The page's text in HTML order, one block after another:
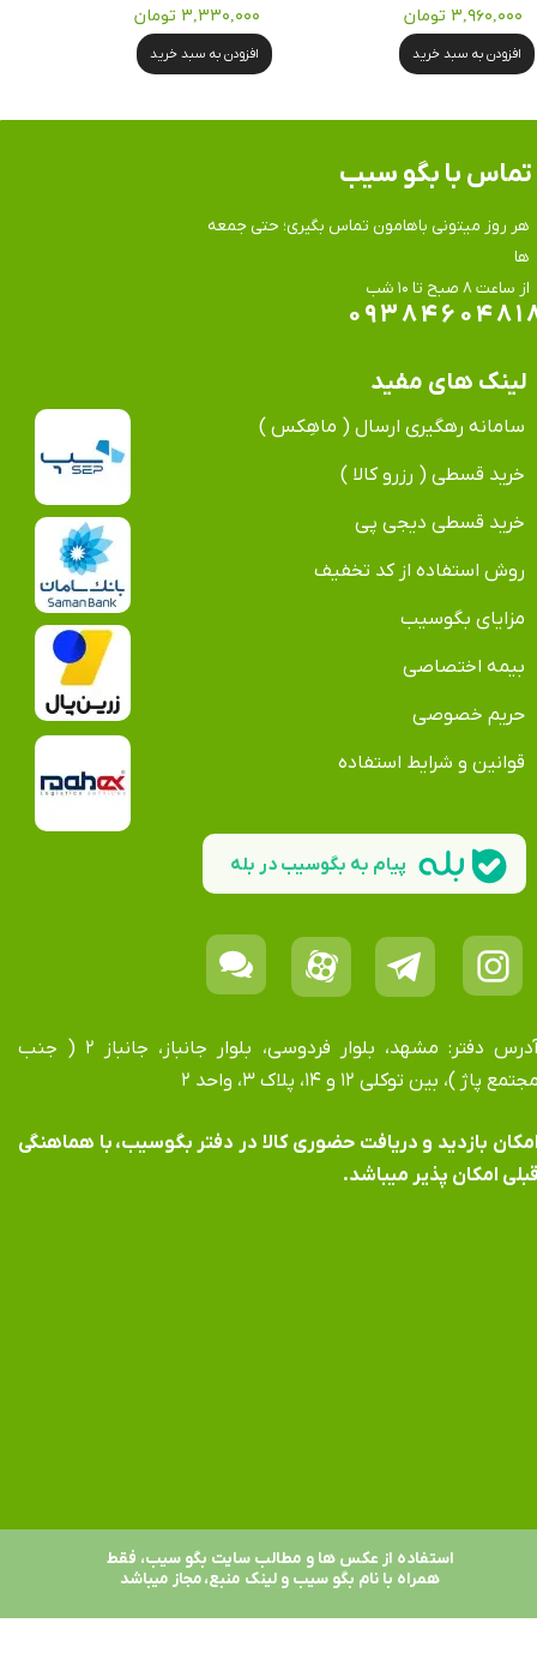
۳,۹۶۰,۰۰۰ تومان
افزودن به سبد خرید
۳,۳۳۰,۰۰۰ تومان
افزودن به سبد خرید
هر روز میتونی باهامون تماس بگیری؛ حتی جمعه
ها
​​​​​​​از ساعت ۸ صبح تا ۱۰ شب
تماس​​​​​​​ با بگو سیب
لینک های مفید
سامانه رهگیری ارسال ( ماهِکس )
خرید قسطی ( رزرو کالا )
خرید قسطی دیجی پی
روش استفاده از کد تخفیف
مزایای بگوسیب
بیمه اختصاصی
حریم خصوصی
قوانین و شرایط استفاده
آدرس دفتر: مشهد، بلوار فردوسی، بلوار جانباز، جانباز ۲ ( جنب
پاژ )، بین توکلی ۱۲ و ۱۴، پلاک ۳، واحد ۲
بازدید و دریافت حضوری کالا در دفتر بگوسیب، با هماهنگی
امکان پذیر میباشد.
پیام به بگوسیب در بله
استفاده از عکس ها و مطالب سایت بگو سیب، فقط
همراه با نام بگو سیب و لینک منبع، مجاز میباشد